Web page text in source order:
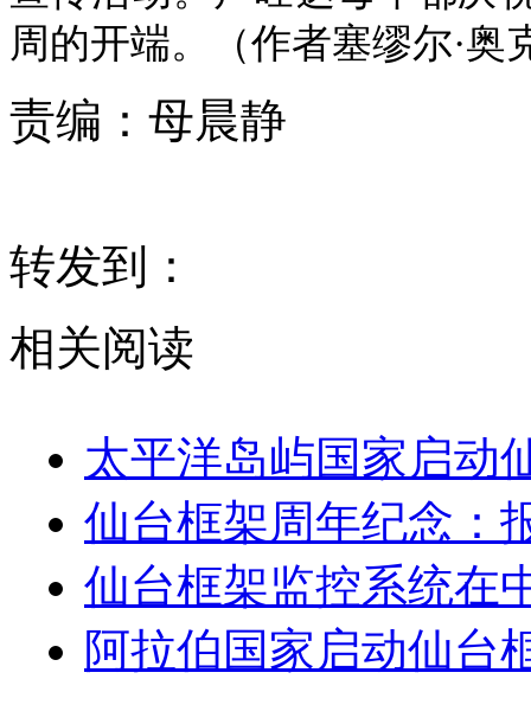
周的开端。（作者塞缪尔·奥
责编： 母晨静
转发到：
相关阅读
太平洋岛屿国家启动
仙台框架周年纪念：
仙台框架监控系统在
阿拉伯国家启动仙台